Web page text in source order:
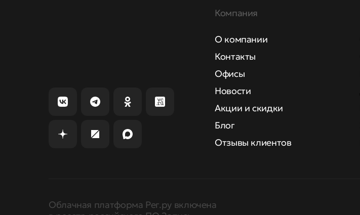
Компания
О компании
Контакты
Офисы
Новости
Акции и скидки
Блог
Отзывы клиентов
Облачная платформа Рег.ру включена